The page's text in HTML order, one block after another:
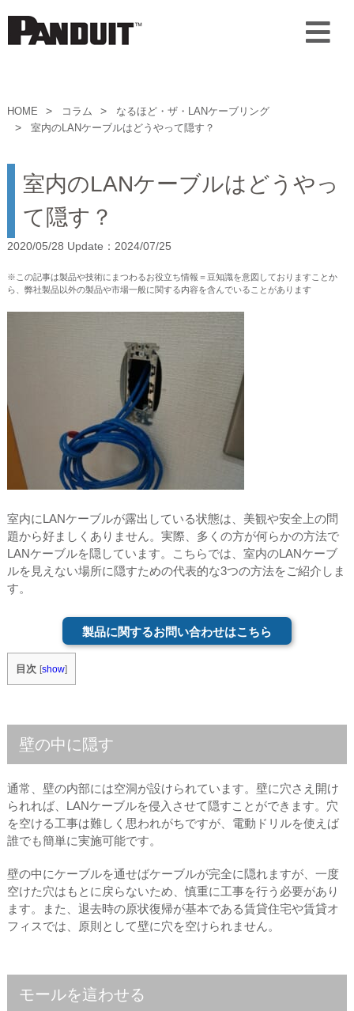
HOME コラム
なるほど・ザ・LANケーブリング
室内のLANケーブルはどうやって隠す？
室内のLANケーブルはどうやっ
て隠す？
2020/05/28 Update：2024/07/25
※この記事は製品や技術にまつわるお役立ち情報＝豆知識を意図しておりますことか
ら、弊社製品以外の製品や市場一般に関する内容を含んでいることがあります
室内にLANケーブルが露出している状態は、美観や安全上の問
題から好ましくありません。実際、多くの方が何らかの方法で
LANケーブルを隠しています。こちらでは、室内のLANケーブ
ルを見えない場所に隠すための代表的な3つの方法をご紹介しま
す。
製品に関するお問い合わせはこちら
目次 [show]
壁の中に隠す
通常、壁の内部には空洞が設けられています。壁に穴さえ開け
られれば、LANケーブルを侵入させて隠すことができます。穴
を空ける工事は難しく思われがちですが、電動ドリルを使えば
誰でも簡単に実施可能です。
壁の中にケーブルを通せばケーブルが完全に隠れますが、一度
空けた穴はもとに戻らないため、慎重に工事を行う必要があり
ます。また、退去時の原状復帰が基本である賃貸住宅や賃貸オ
フィスでは、原則として壁に穴を空けられません。
モールを這わせる